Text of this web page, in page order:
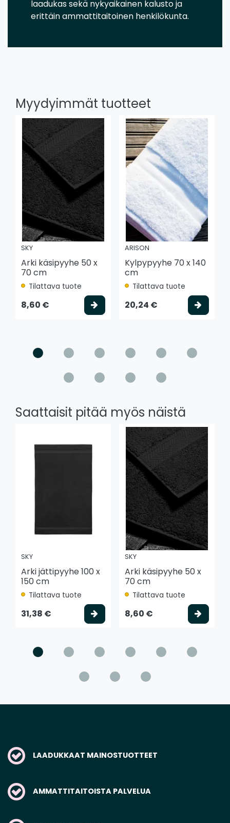
laadukas sekä nykyaikainen kalusto ja
erittäin ammattitaitoinen henkilökunta.
Myydyimmät tuotteet
SKY
Arki käsipyyhe 50 x
70 cm
Tilattava tuote
8,60 € Valitse vaihtoehto
ARISON
Kylpypyyhe 70 x 140
cm
Tilattava tuote
20,24 €
Saattaisit pitää myös näistä
SKY
Arki jättipyyhe 100 x
150 cm
Tilattava tuote
31,38 € Valitse vaihtoehto
SKY
Arki käsipyyhe 50 x
70 cm
Tilattava tuote
8,60 €
LAADUKKAAT MAINOSTUOTTEET
AMMATTITAITOISTA PALVELUA